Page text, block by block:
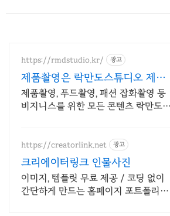
https://rmdstudio.kr/ 광고
제품촬영은 락만도스튜디오 제품
사진촬영전문
제품촬영, 푸드촬영, 패션 잡화촬영 등
비지니스를 위한 모든 콘텐츠 락만도스
https://creatorlink.net 광고
크리에이터링크 인물사진
이미지, 템플릿 무료 제공 / 코딩 없이
간단하게 만드는 홈페이지 포트폴리